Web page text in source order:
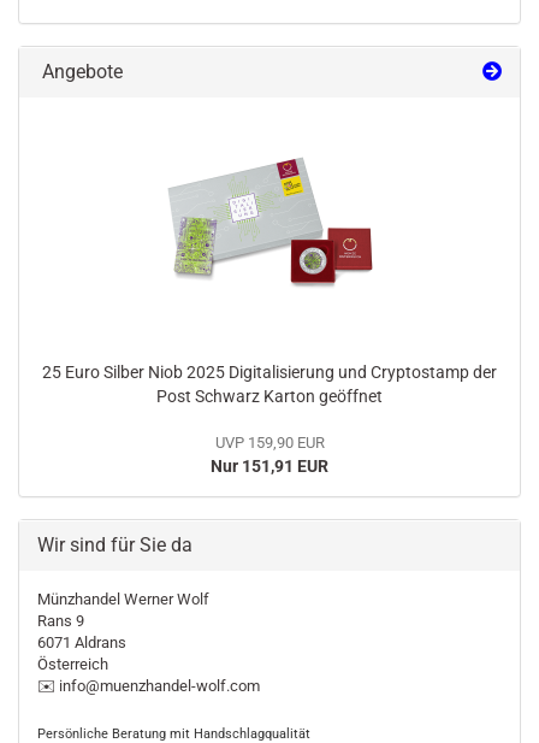
Angebote
25 Euro Silber Niob 2025 Digitalisierung und Cryptostamp der
Post Schwarz Karton geöffnet
UVP 159,90 EUR
Nur 151,91 EUR
Wir sind für Sie da
Münzhandel Werner Wolf
Rans 9
6071 Aldrans
Österreich
✉️ info@muenzhandel-wolf.com
Persönliche Beratung mit Handschlagqualität